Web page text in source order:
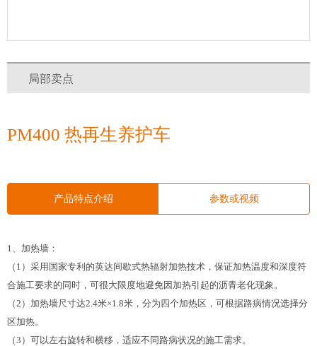
局部卖点
PM400 热再生养护车
产品特点介绍 参数或视频
1、加热墙：
（ 1 ）采用国家专利的英达间歇式热辐射加热技术，保证加热温度和深度符
合施工要求的同时，可很大限度地避免因加热引起的沥青老化现象。
（2 ）加热墙尺寸达2.4米×1.8米，分为四个加热区，可根据路病情况选择分
区加热。
（3 ）可以左右旋转和横移，适应不同路病状况的施工需求。